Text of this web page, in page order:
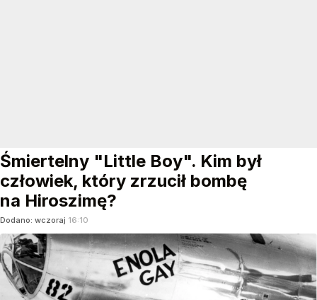
Śmiertelny "Little Boy". Kim był
człowiek, który zrzucił bombę
na Hiroszimę?
Dodano: wczoraj 16:10